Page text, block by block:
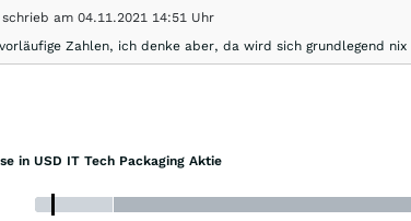
am 04.11.2021 14:51 Uhr
Zahlen, ich denke aber, da wird sich grundlegend nix
in USD IT Tech Packaging Aktie